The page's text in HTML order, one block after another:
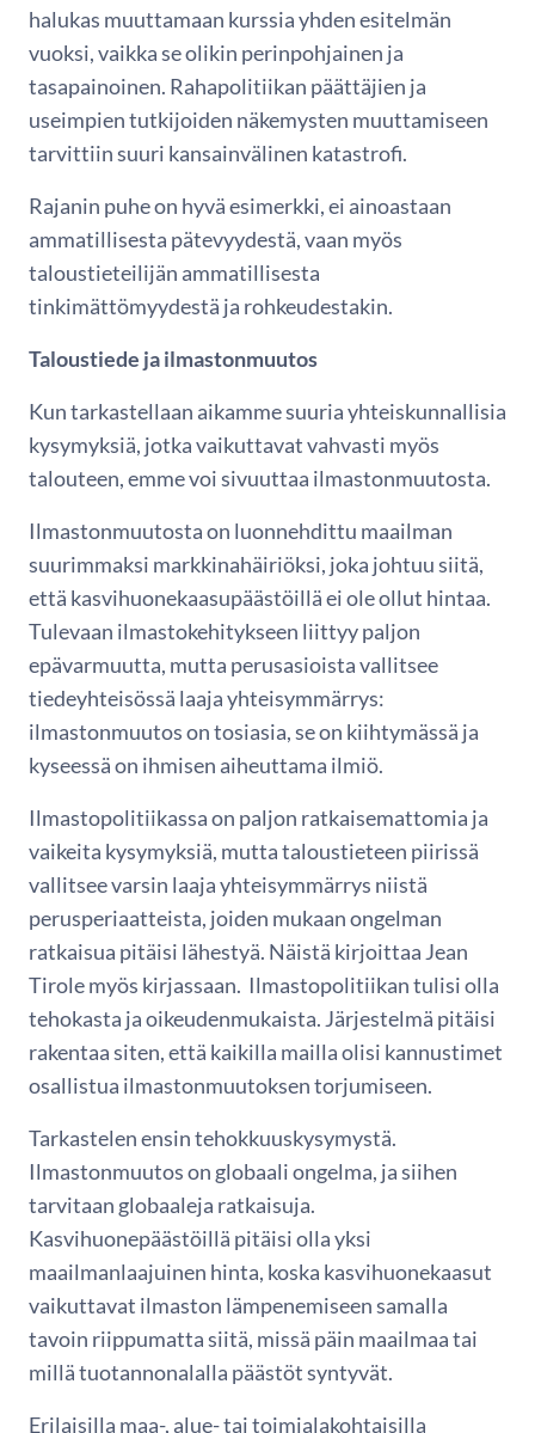
halukas muuttamaan kurssia yhden esitelmän
vuoksi, vaikka se olikin perinpohjainen ja
tasapainoinen. Rahapolitiikan päättäjien ja
useimpien tutkijoiden näkemysten muuttamiseen
tarvittiin suuri kansainvälinen katastrofi.
Rajanin puhe on hyvä esimerkki, ei ainoastaan
ammatillisesta pätevyydestä, vaan myös
taloustieteilijän ammatillisesta
tinkimättömyydestä ja rohkeudestakin.
Taloustiede ja ilmastonmuutos
Kun tarkastellaan aikamme suuria yhteiskunnallisia
kysymyksiä, jotka vaikuttavat vahvasti myös
talouteen, emme voi sivuuttaa ilmastonmuutosta.
Ilmastonmuutosta on luonnehdittu maailman
suurimmaksi markkinahäiriöksi, joka johtuu siitä,
että kasvihuonekaasupäästöillä ei ole ollut hintaa.
Tulevaan ilmastokehitykseen liittyy paljon
epävarmuutta, mutta perusasioista vallitsee
tiedeyhteisössä laaja yhteisymmärrys:
ilmastonmuutos on tosiasia, se on kiihtymässä ja
kyseessä on ihmisen aiheuttama ilmiö.
Ilmastopolitiikassa on paljon ratkaisemattomia ja
vaikeita kysymyksiä, mutta taloustieteen piirissä
vallitsee varsin laaja yhteisymmärrys niistä
perusperiaatteista, joiden mukaan ongelman
ratkaisua pitäisi lähestyä. Näistä kirjoittaa Jean
Tirole myös kirjassaan. Ilmastopolitiikan tulisi olla
tehokasta ja oikeudenmukaista. Järjestelmä pitäisi
rakentaa siten, että kaikilla mailla olisi kannustimet
osallistua ilmastonmuutoksen torjumiseen.
Tarkastelen ensin tehokkuuskysymystä.
Ilmastonmuutos on globaali ongelma, ja siihen
tarvitaan globaaleja ratkaisuja.
Kasvihuonepäästöillä pitäisi olla yksi
maailmanlaajuinen hinta, koska kasvihuonekaasut
vaikuttavat ilmaston lämpenemiseen samalla
tavoin riippumatta siitä, missä päin maailmaa tai
millä tuotannonalalla päästöt syntyvät.
Erilaisilla maa-, alue- tai toimialakohtaisilla